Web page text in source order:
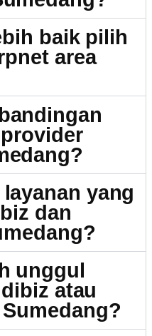
baik pilih
area
yang
dan
unggul
atau